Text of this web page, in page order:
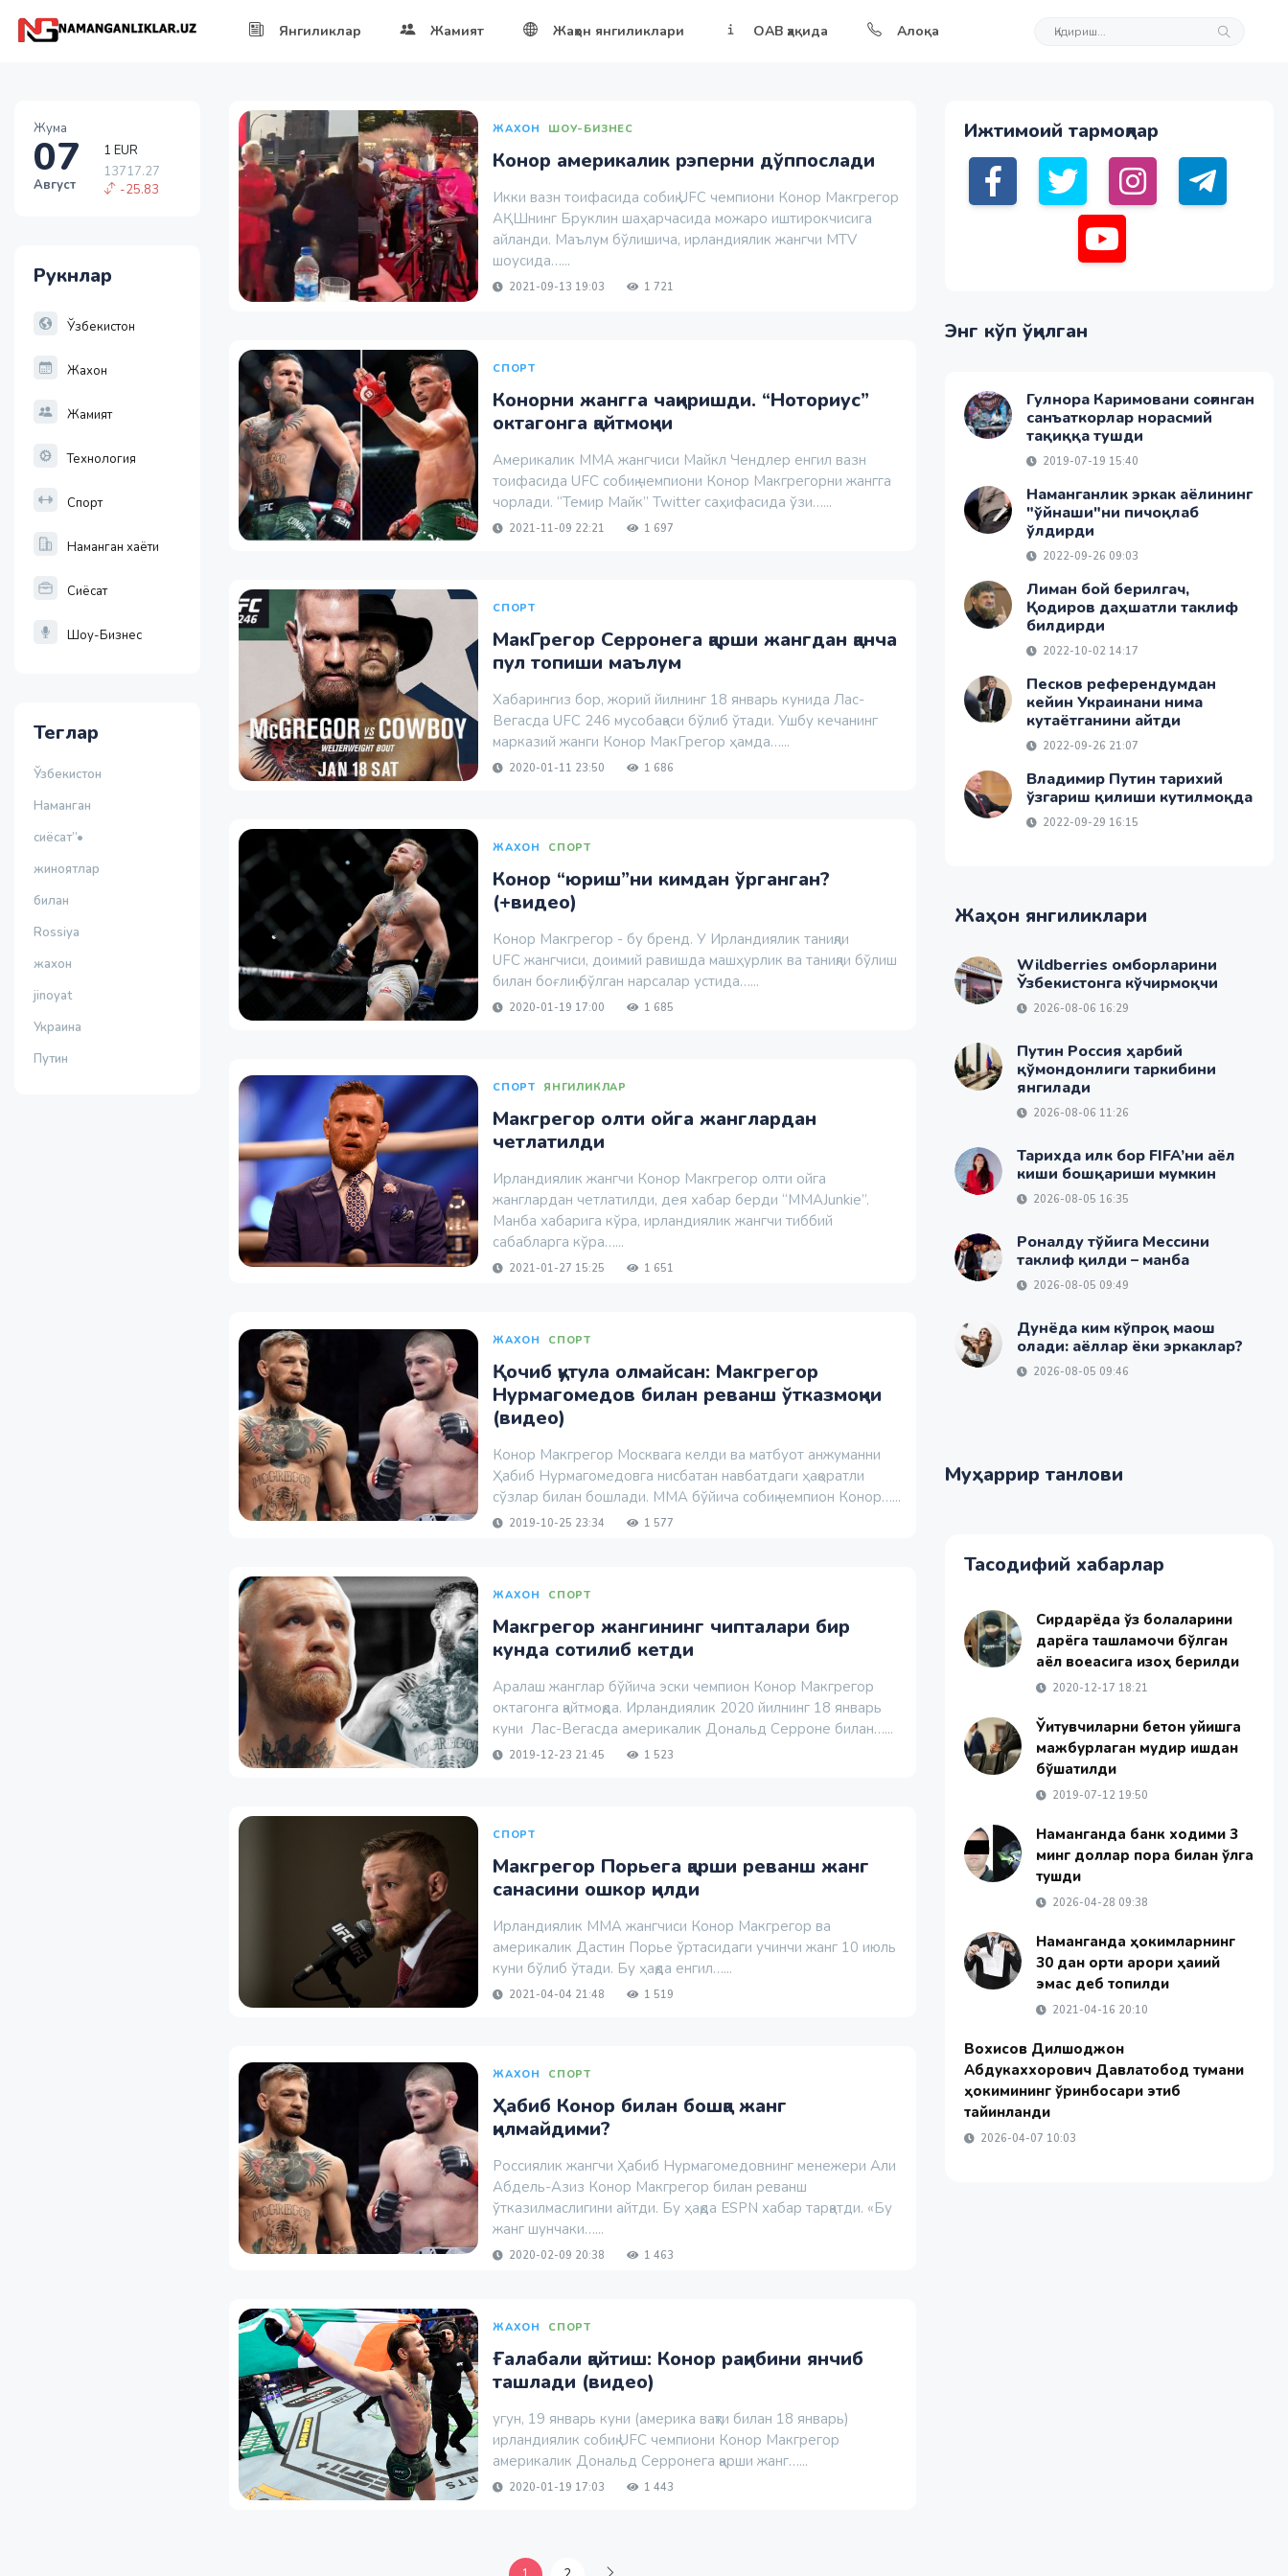
Янгиликлар Жамият Жаҳон янгиликлари ОАВ ҳақида Алоқа
Жума
07
Август
1 EUR
13717.27
-25.83
1 USD
Рукнлар
Ўзбекистон
Жахон
Жамият
Технология
Спорт
Наманган хаёти
Сиёсат
Шоу-Бизнес
Теглар
Ўзбекистон
Наманган
сиёсат”•
жиноятлар
билан
Rossiya
жахон
jinoyat
Украина
Путин
ЖАХОН ШОУ-БИЗНЕС
Конор америкалик рэперни дўппoслади
Икки вазн тоифасида собиқ UFC чемпиони Конор Макгрегор
АҚШнинг Бруклин шаҳарчасида можаро иштирокчисига
айланди. Маълум бўлишича, ирландиялик жангчи MTV
шоусида…...
2021-09-13 19:03 1 721
СПОРТ
Конорни жангга чақиришди. “Ноториус”
октагонга қайтмоқчи
Америкалик ММА жангчиси Майкл Чендлер енгил вазн
тоифасида UFC собиқ чемпиони Конор Макгрегорни жангга
чорлади. “Темир Майк” Twitter саҳифасида ўзи…...
2021-11-09 22:21 1 697
СПОРТ
МакГрегор Серронега қарши жангдан қанча
пул топиши маълум
Xабарингиз бор, жорий йилнинг 18 январь кунида Лас-
Вегасда UFC 246 мусобақаси бўлиб ўтади. Ушбу кечанинг
марказий жанги Конор МакГрегор ҳамда…...
2020-01-11 23:50 1 686
ЖАХОН СПОРТ
Конор “юриш”ни кимдан ўрганган?
(+видео)
Конор Макгрегор - бу бренд. У Ирландиялик таниқли
UFC жангчиси, доимий равишда машҳурлик ва таниқли бўлиш
билан боғлиқ бўлган нарсалар устида…...
2020-01-19 17:00 1 685
СПОРТ ЯНГИЛИКЛАР
Макгрегор олти ойга жанглардан
четлатилди
Ирландиялик жангчи Конор Макгрегор олти ойга
жанглардан четлатилди, дея хабар берди “MMAJunkie”.
Манба хабарига кўра, ирландиялик жангчи тиббий
сабабларга кўра…...
2021-01-27 15:25 1 651
ЖАХОН СПОРТ
Қочиб қутула олмайсан: Макгрегор
Нурмагомедов билан реванш ўтказмоқчи
(видео)
Конор Макгрегор Москвага келди ва матбуот анжуманни
Ҳабиб Нурмагомедовга нисбатан навбатдаги ҳақоратли
сўзлар билан бошлади. ММА бўйича собиқ чемпион Конор…...
2019-10-25 23:34 1 577
ЖАХОН СПОРТ
Макгрегор жангининг чипталари бир
кунда сотилиб кетди
Аралаш жанглар бўйича эски чемпион Конор Макгрегор
октагонга қайтмоқда. Ирландиялик 2020 йилнинг 18 январь
куни Лас-Вегасда америкалик Дональд Серроне билан…...
2019-12-23 21:45 1 523
СПОРТ
Макгрегор Порьега қарши реванш жанг
санасини ошкор қилди
Ирландиялик ММА жангчиси Конор Макгрегор ва
америкалик Дастин Порье ўртасидаги учинчи жанг 10 июль
куни бўлиб ўтади. Бу ҳақда енгил…...
2021-04-04 21:48 1 519
ЖАХОН СПОРТ
Ҳабиб Конор билан бошқа жанг
қилмайдими?
Россиялик жангчи Ҳабиб Нурмагомедовнинг менежери Али
Абдель-Азиз Конор Макгрегор билан реванш
ўтказилмаслигини айтди. Бу ҳақда ESPN хабар тарқатди. «Бу
жанг шунчаки…...
2020-02-09 20:38 1 463
ЖАХОН СПОРТ
Ғалабали қайтиш: Конор рақибини янчиб
ташлади (видео)
угун, 19 январь куни (америка вақти билан 18 январь)
ирландиялик собиқ UFC чемпиони Конор Макгрегор
америкалик Дональд Серронега қарши жанг…...
2020-01-19 17:03 1 443
Ижтимоий тармоқлар
Энг кўп ўқилган
Гулнора Каримовани соғинган
санъаткорлар норасмий
тақиққа тушди
2019-07-19 15:40
Наманганлик эркак аёлининг
"ўйнаши"ни пичоқлаб
ўлдирди
2022-09-26 09:03
Лиман бой берилгач,
Қодиров даҳшатли таклиф
билдирди
2022-10-02 14:17
Песков референдумдан
кейин Украинани нима
кутаётганини айтди
2022-09-26 21:07
Владимир Путин тарихий
ўзгариш қилиши кутилмоқда
2022-09-29 16:15
Жаҳон янгиликлари
Wildberries омборларини
Ўзбекистонга кўчирмоқчи
2026-08-06 16:29
Путин Россия ҳарбий
қўмондонлиги таркибини
янгилади
2026-08-06 11:26
Тарихда илк бор FIFA’ни аёл
киши бошқариши мумкин
2026-08-05 16:35
Роналду тўйига Мессини
таклиф қилди – манба
2026-08-05 09:49
Дунёда ким кўпроқ маош
олади: аёллар ёки эркаклар?
2026-08-05 09:46
Муҳаррир танлови
Тасодифий хабарлар
Сирдарёда ўз болаларини
дарёга ташламоқчи бўлган
аёл воқеасига изоҳ берилди
2020-12-17 18:21
Ўқитувчиларни бетон қуйишга
мажбурлаган мудир ишдан
бўшатилди
2019-07-12 19:50
Наманганда банк ходими 3
минг доллар пора билан қўлга
тушди
2026-04-28 09:38
Наманганда ҳокимларнинг
30 дан ортиқ қарори ҳақиқий
эмас деб топилди
2021-04-16 20:10
Вохисов Дилшоджон
Абдукаххорович Давлатобод тумани
ҳокимининг ўринбосари этиб
тайинланди
2026-04-07 10:03